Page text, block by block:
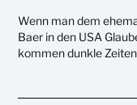
Wenn man dem
Baer in den USA
kommen dunkle